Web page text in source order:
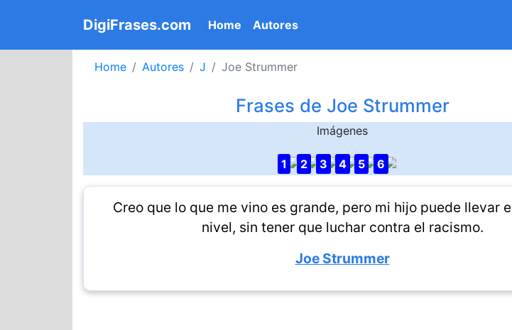
DigiFrases.com Home (current)
Autores
Home Autores J Joe Strummer
Frases de Joe Strummer
Imágenes
1 2 3 4 5 6
Creo que lo que me vino es grande, pero mi hijo puede llevar
nivel, sin tener que luchar contra el racismo.
Joe Strummer